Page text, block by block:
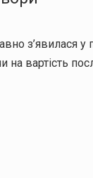
з’явилася у
вартість